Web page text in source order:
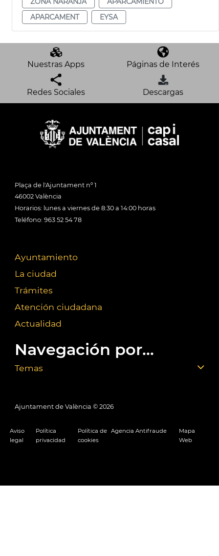
APARCAMENT
EYSA
Nuestras Apps Páginas de Interés
Redes Sociales Descargas
Plaça de l'Ajuntament nº 1
46002 València
Horarios: lunes a viernes de 8:30 a 14:00 horas
Teléfono: 963 52 54 78
Ayuntamiento
La ciudad
Trámites
Atención ciudadana
Actualidad
Navegación por...
Temas
Ajuntament de València © 2026
Aviso
legal
Política
privacidad
Política de
cookies
Agencia Antifraude
Mapa
Web